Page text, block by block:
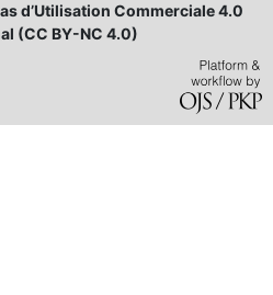
d’Utilisation Commerciale 4.0
(CC BY-NC 4.0)